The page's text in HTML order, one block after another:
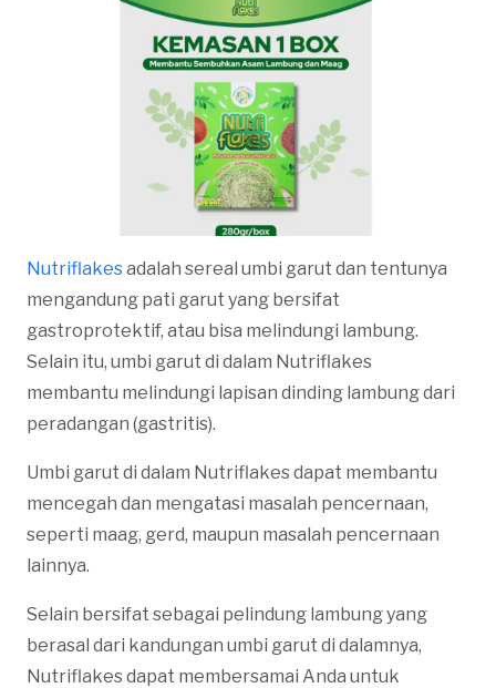
Nutriflakesadalah sereal umbi garut dan tentunya
mengandung pati garut yang bersifat
gastroprotektif, atau bisa melindungi lambung.
Selain itu, umbi garut di dalam Nutriflakes
membantu melindungi lapisan dinding lambung dari
peradangan (gastritis).
Umbi garut di dalam Nutriflakes dapat membantu
mencegah dan mengatasi masalah pencernaan,
seperti maag, gerd, maupun masalah pencernaan
lainnya.
Selain bersifat sebagai pelindung lambung yang
berasal dari kandungan umbi garut di dalamnya,
Nutriflakes dapat membersamai Anda untuk